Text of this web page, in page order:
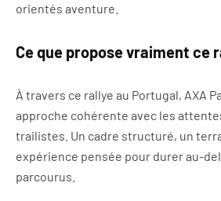
orientés aventure.
Ce que propose vraiment ce
À travers ce rallye au Portugal, AXA
approche cohérente avec les
trailistes. Un cadre structuré, un
expérience pensée pour durer au-
parcourus.